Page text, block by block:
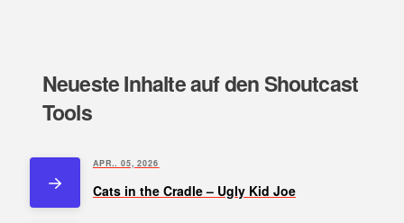
Neueste Inhalte auf den Shoutcast
Tools
APR.. 05, 2026
Cats in the Cradle – Ugly Kid Joe